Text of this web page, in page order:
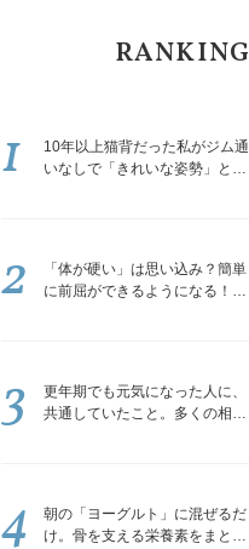
RANKING
10年以上猫背だった私がジム通
いなしで「きれいな姿勢」と褒
1
「体が硬い」は思い込み？簡単
に前屈ができるようになる！腿
2
更年期でも元気になった人に、
共通していたこと。多くの相談
3
朝の「ヨーグルト」に混ぜるだ
け。骨を支える栄養素をまとめ
4